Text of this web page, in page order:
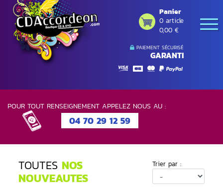
PAIEMENT SÉCURISÉ
GARANTI
Panier
0 article
0,00 €
POUR TOUT RENSEIGNEMENT APPELEZ NOUS AU :
04 70 29 12 59
TOUTES NOS
NOUVEAUTES
Trier par :